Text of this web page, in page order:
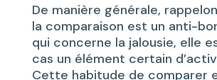
De manière générale,
la comparaison est un anti-
qui concerne la jalousie, elle
cas un élément certain
Cette habitude de comparer